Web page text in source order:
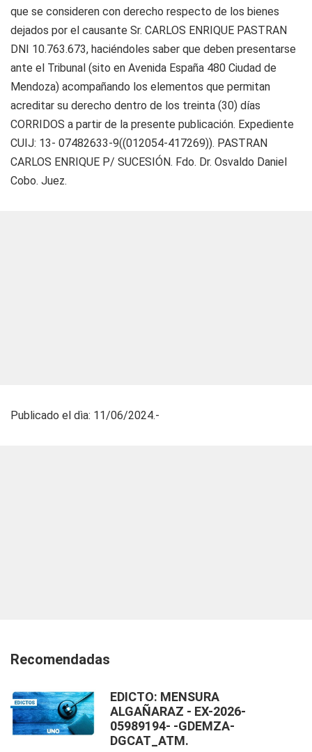
que se consideren con derecho respecto de los bienes
dejados por el causante Sr. CARLOS ENRIQUE PASTRAN
DNI 10.763.673, haciéndoles saber que deben presentarse
ante el Tribunal (sito en Avenida España 480 Ciudad de
Mendoza) acompañando los elementos que permitan
acreditar su derecho dentro de los treinta (30) días
CORRIDOS a partir de la presente publicación. Expediente
CUIJ: 13- 07482633-9((012054-417269)). PASTRAN
CARLOS ENRIQUE P/ SUCESIÓN. Fdo. Dr. Osvaldo Daniel
Cobo. Juez.
Publicado el dìa: 11/06/2024.-
Recomendadas
EDICTO: MENSURA
ALGAÑARAZ - EX-2026-
05989194- -GDEMZA-
DGCAT_ATM.